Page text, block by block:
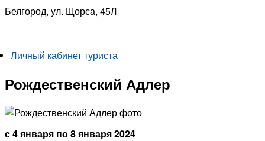
Белгород, ​ ул. Щорса, 45Л
Личный кабинет туриста
Рождественский Адлер
с 4 января по 8 января 2024